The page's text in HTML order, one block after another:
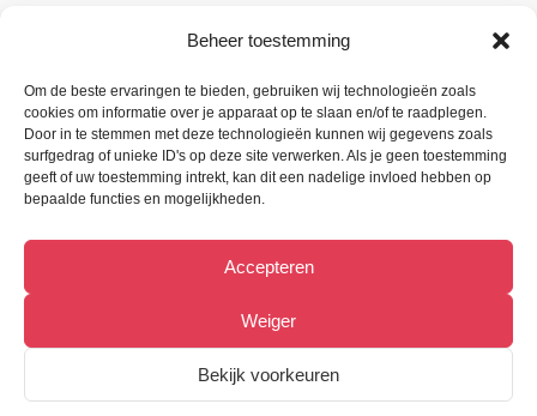
Beheer toestemming
Om de beste ervaringen te bieden, gebruiken wij technologieën zoals
cookies om informatie over je apparaat op te slaan en/of te raadplegen.
Door in te stemmen met deze technologieën kunnen wij gegevens zoals
surfgedrag of unieke ID's op deze site verwerken. Als je geen toestemming
geeft of uw toestemming intrekt, kan dit een nadelige invloed hebben op
bepaalde functies en mogelijkheden.
Accepteren
Weiger
Bekijk voorkeuren
Contacteer ons
Oude Baan 3 B1,
9200 Oudegem (Dendermonde).
BTW 0832.896.339
Bekijk Facebookpagina